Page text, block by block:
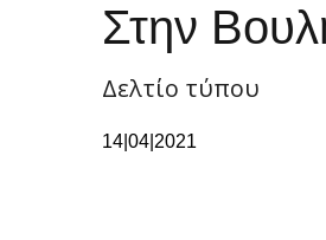
Στην
Δελτίο τύπου
14|04|2021